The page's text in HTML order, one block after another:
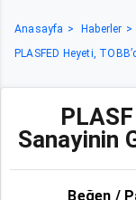
Anasayfa
Haberler
PLASFED Heyeti,
Sanayinin
Beğen /